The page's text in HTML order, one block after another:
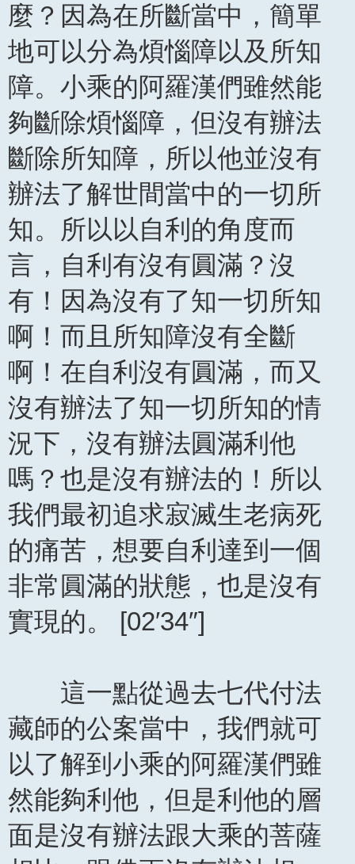
麼？因為在所斷當中，簡單
地可以分為煩惱障以及所知
障。小乘的阿羅漢們雖然能
夠斷除煩惱障，但沒有辦法
斷除所知障，所以他並沒有
辦法了解世間當中的一切所
知。所以以自利的角度而
言，自利有沒有圓滿？沒
有！因為沒有了知一切所知
啊！而且所知障沒有全斷
啊！在自利沒有圓滿，而又
沒有辦法了知一切所知的情
況下，沒有辦法圓滿利他
嗎？也是沒有辦法的！所以
我們最初追求寂滅生老病死
的痛苦，想要自利達到一個
非常圓滿的狀態，也是沒有
實現的。 [02′34″]
這一點從過去七代付法
藏師的公案當中，我們就可
以了解到小乘的阿羅漢們雖
然能夠利他，但是利他的層
面是沒有辦法跟大乘的菩薩